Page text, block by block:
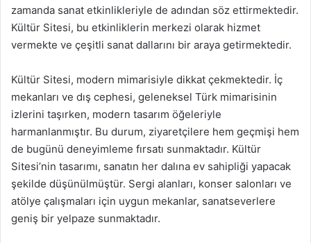
zamanda sanat etkinlikleriyle de adından söz ettirmektedir.
Kültür Sitesi, bu etkinliklerin merkezi olarak hizmet
vermekte ve çeşitli sanat dallarını bir araya getirmektedir.
Kültür Sitesi, modern mimarisiyle dikkat çekmektedir. İç
mekanları ve dış cephesi, geleneksel Türk mimarisinin
izlerini taşırken, modern tasarım öğeleriyle
harmanlanmıştır. Bu durum, ziyaretçilere hem geçmişi hem
de bugünü deneyimleme fırsatı sunmaktadır. Kültür
Sitesi’nin tasarımı, sanatın her dalına ev sahipliği yapacak
şekilde düşünülmüştür. Sergi alanları, konser salonları ve
atölye çalışmaları için uygun mekanlar, sanatseverlere
geniş bir yelpaze sunmaktadır.